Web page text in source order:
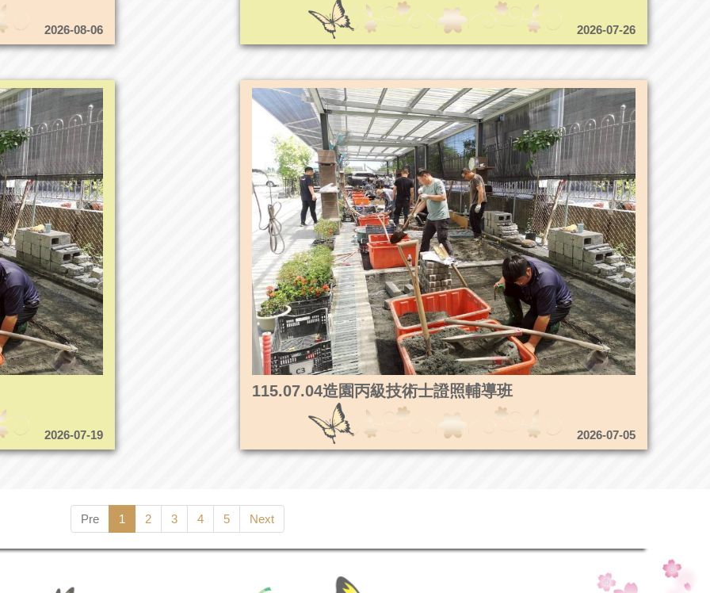
2026-08-06 2026-07-26
2026-07-19
115.07.04造園丙級技術士證照輔導班
2026-07-05
Pre 1 2 3 4 5 Next